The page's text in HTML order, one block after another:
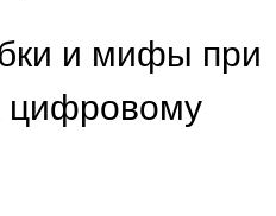
и мифы при
цифровому